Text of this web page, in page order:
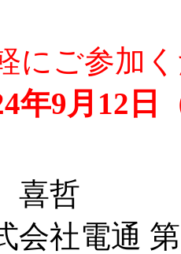
にご参加
年9月12日
哲
電通 第